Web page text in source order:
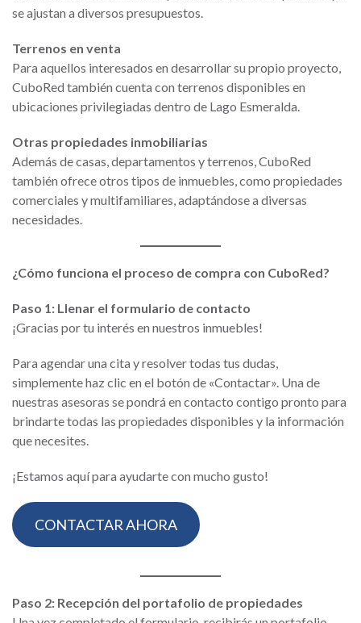
se ajustan a diversos presupuestos.
Terrenos en venta
Para aquellos interesados en desarrollar su propio proyecto,
CuboRed también cuenta con terrenos disponibles en
ubicaciones privilegiadas dentro de Lago Esmeralda.
Otras propiedades inmobiliarias
Además de casas, departamentos y terrenos, CuboRed
también ofrece otros tipos de inmuebles, como propiedades
comerciales y multifamiliares, adaptándose a diversas
necesidades.
¿Cómo funciona el proceso de compra con CuboRed?
Paso 1: Llenar el formulario de contacto
¡Gracias por tu interés en nuestros inmuebles!
Para agendar una cita y resolver todas tus dudas,
simplemente haz clic en el botón de «Contactar». Una de
nuestras asesoras se pondrá en contacto contigo pronto para
brindarte todas las propiedades disponibles y la información
que necesites.
¡Estamos aquí para ayudarte con mucho gusto!
CONTACTAR AHORA
Paso 2: Recepción del portafolio de propiedades